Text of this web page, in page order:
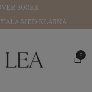
800KR
MED KLARNA
0